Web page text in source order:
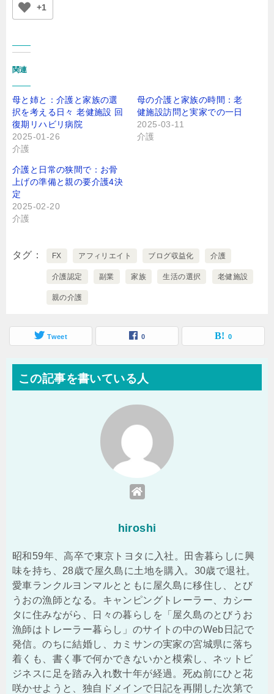
+1
関連
母と姉と：介護と家族の選
択を考える日々 老健施設 回
復期リハビリ病院
2025-01-26
介護
母の介護と家族の時間：老
健施設訪問と実家での一日
2025-03-11
介護
介護と日常の狭間で：お骨
上げの準備と親の要介護4決
定
2025-02-20
介護
タグ FX アフィリエイト ブログ収益化 介護
介護認定 副業 家族 生活の選択 老健施設
親の介護
Tweet 0 0
この記事を書いている人
hiroshi
昭和59年、高卒で東京トヨタに入社。田舎暮らしに興
味を持ち、28歳で屋久島に土地を購入。30歳で退社。
愛車ランクルヨンマルとともに屋久島に移住し、とび
うおの漁師となる。キャンピングトレーラー、カシー
タに住みながら、日々の暮らしを「屋久島のとびうお
漁師はトレーラー暮らし」のサイトの中のWeb日記で
発信。のちに結婚し、カミサンの実家の宮城県に落ち
着くも、書く事で何かできないかと模索し、ネットビ
ジネスに足を踏み入れ数十年が経過。死ぬ前にひと花
咲かせようと、独自ドメインで日記を再開した次第で